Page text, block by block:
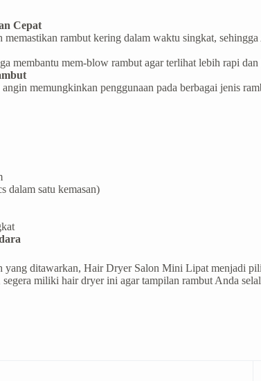
Cepat
memastikan rambut kering dalam waktu singkat,
membantu mem-blow rambut agar terlihat lebih rapi dan
angin memungkinkan penggunaan pada berbagai jenis
dalam satu kemasan)
yang ditawarkan, Hair Dryer Salon Mini Lipat menjadi
miliki hair dryer ini agar tampilan rambut Anda